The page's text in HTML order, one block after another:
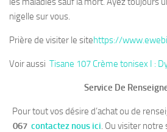
nigelle sur vous.
Prière de visiter le sitehttps://
Voir aussi Tisane 107 Crème tonisex I :
Service De
Pour tout vos désire d’achat ou de
067 contactez nous ici. Ou visiter